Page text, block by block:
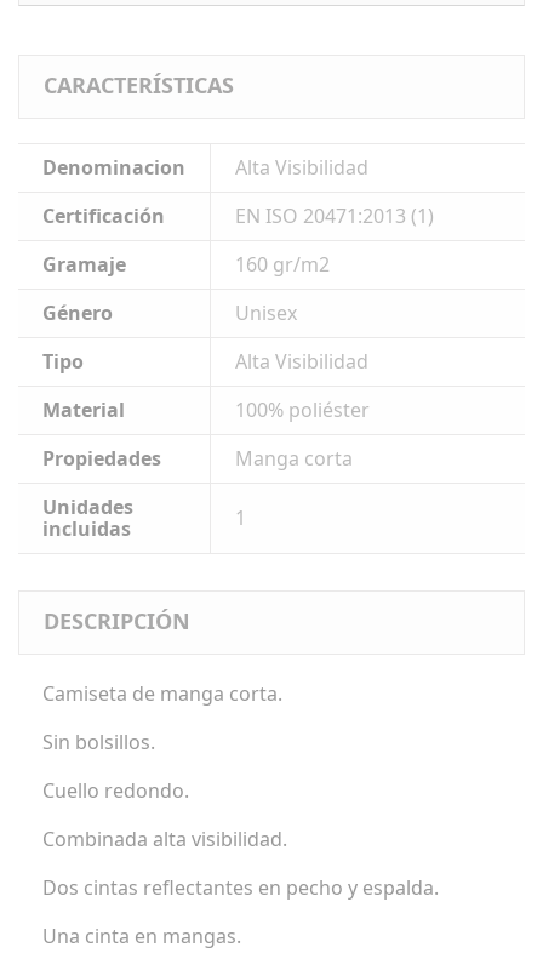
CARACTERÍSTICAS
Denominacion
Alta Visibilidad
Certificación
EN ISO 20471:2013 (1)
Gramaje
160 gr/m2
Género
Unisex
Tipo
Alta Visibilidad
Material
100% poliéster
Propiedades
Manga corta
Unidades
incluidas
1
DESCRIPCIÓN
Camiseta de manga corta.
Sin bolsillos.
Cuello redondo.
Combinada alta visibilidad.
Dos cintas reflectantes en pecho y espalda.
Una cinta en mangas.